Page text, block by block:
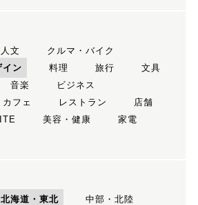
人文
クルマ・バイク
イン 料理 旅行
文具
音楽
ビジネス
カフェ レストラン
店舗
美容・健康
家電
北海道・東北
中部・北陸